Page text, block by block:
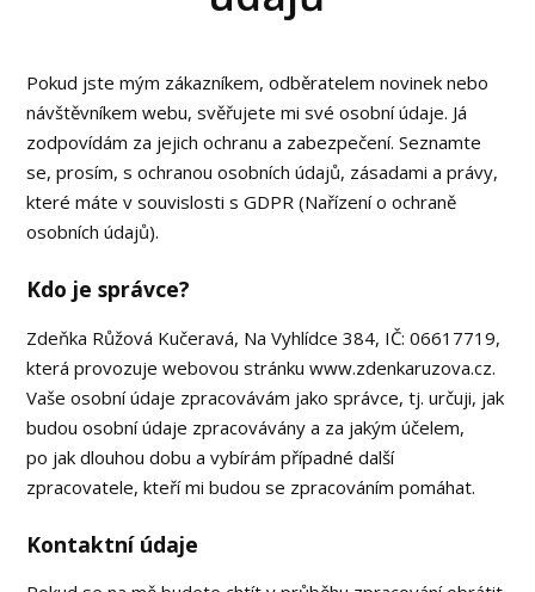
Pokud jste mým zákazníkem, odběratelem novinek nebo
návštěvníkem webu, svěřujete mi své osobní údaje. Já
zodpovídám za jejich ochranu a zabezpečení. Seznamte
se, prosím, s ochranou osobních údajů, zásadami a právy,
které máte v souvislosti s GDPR (Nařízení o ochraně
osobních údajů).
Kdo je správce?
Zdeňka Růžová Kučeravá, Na Vyhlídce 384, IČ: 06617719,
která provozuje webovou stránku www.zdenkaruzova.cz.
Vaše osobní údaje zpracovávám jako správce, tj. určuji, jak
budou osobní údaje zpracovávány a za jakým účelem,
po jak dlouhou dobu a vybírám případné další
zpracovatele, kteří mi budou se zpracováním pomáhat.
Kontaktní údaje